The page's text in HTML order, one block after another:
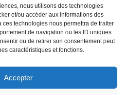
nous utilisons des technologies
et/ou accéder aux informations des
technologies nous permettra de traiter
de navigation ou les ID uniques
ou de retirer son consentement peut
caractéristiques et fonctions.
Accepter
Grandson
024 445 00 90